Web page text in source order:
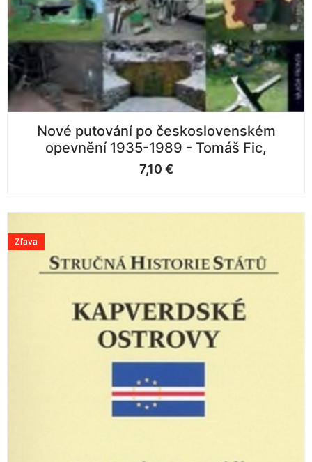
Nové putování po československém
opevnění 1935-1989 - Tomáš Fic,
7,10 €
Zľava